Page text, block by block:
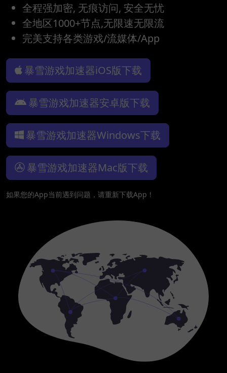
全程强加密, 无痕访问, 安全无忧
全地区1000+节点,无限速无限流
完美支持各类游戏/流媒体/App
暴雪游戏加速器iOS版下载
暴雪游戏加速器安卓版下载
暴雪游戏加速器Windows下载
暴雪游戏加速器Mac版下载
如果您的App当前遇到问题，请重新下载App！